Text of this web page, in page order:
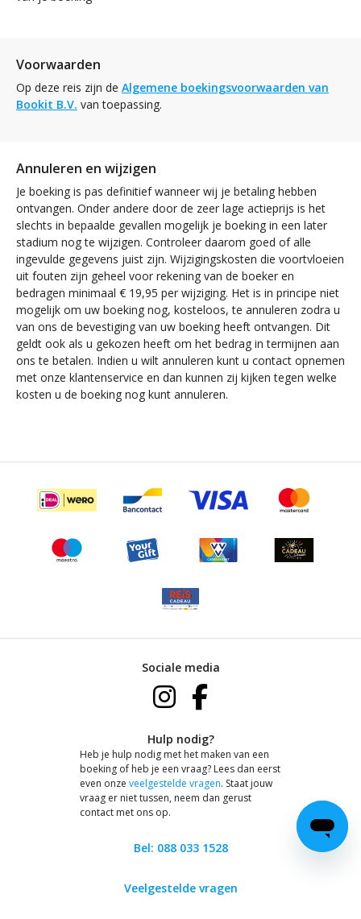
Voorwaarden
Op deze reis zijn de Algemene boekingsvoorwaarden van
Bookit B.V. van toepassing.
Annuleren en wijzigen
Je boeking is pas definitief wanneer wij je betaling hebben
ontvangen. Onder andere door de zeer lage actieprijs is het
slechts in bepaalde gevallen mogelijk je boeking in een later
stadium nog te wijzigen. Controleer daarom goed of alle
ingevulde gegevens juist zijn. Wijzigingskosten die voortvloeien
uit fouten zijn geheel voor rekening van de boeker en
bedragen minimaal € 19,95 per wijziging. Het is in principe niet
mogelijk om uw boeking nog, kosteloos, te annuleren zodra u
van ons de bevestiging van uw boeking heeft ontvangen. Dit
geldt ook als u gekozen heeft om het bedrag in termijnen aan
ons te betalen. Indien u wilt annuleren kunt u contact opnemen
met onze klantenservice en dan kunnen zij kijken tegen welke
kosten u de boeking nog kunt annuleren.
Sociale media
Hulp nodig?
Heb je hulp nodig met het maken van een
boeking of heb je een vraag? Lees dan eerst
even onze veelgestelde vragen. Staat jouw
vraag er niet tussen, neem dan gerust
contact met ons op.
Bel: 088 033 1528
Veelgestelde vragen